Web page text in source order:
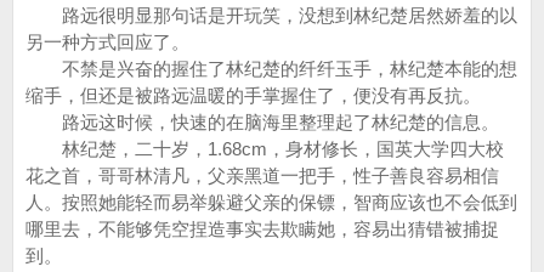
路远很明显那句话是开玩笑，没想到林纪楚居然娇羞的以
另一种方式回应了。
不禁是兴奋的握住了林纪楚的纤纤玉手，林纪楚本能的想
缩手，但还是被路远温暖的手掌握住了，便没有再反抗。
路远这时候，快速的在脑海里整理起了林纪楚的信息。
林纪楚，二十岁，1.68cm，身材修长，国英大学四大校
花之首，哥哥林清凡，父亲黑道一把手，性子善良容易相信
人。按照她能轻而易举躲避父亲的保镖，智商应该也不会低到
哪里去，不能够凭空捏造事实去欺瞒她，容易出猜错被捕捉
到。